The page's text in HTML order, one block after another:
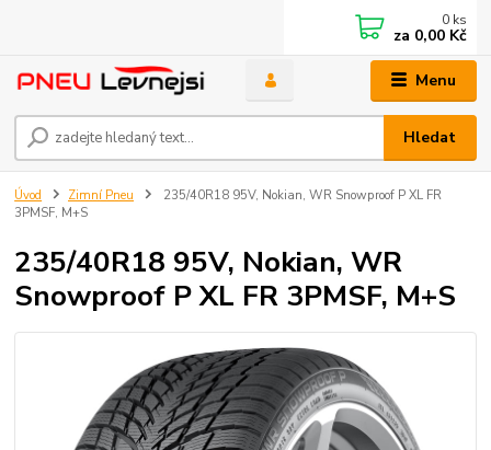
Menu
Hledat
0 ks
za 0,00 Kč
Úvod Zimní Pneu
235/40R18 95V, Nokian, WR Snowproof P XL FR
3PMSF, M+S
235/40R18 95V, Nokian, WR
Snowproof P XL FR 3PMSF, M+S